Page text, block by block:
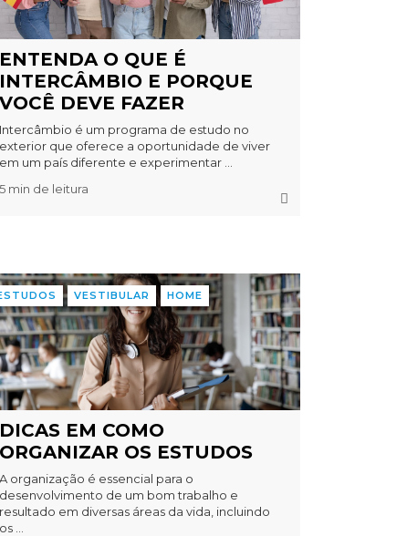
ENTENDA O QUE É
INTERCÂMBIO E PORQUE
VOCÊ DEVE FAZER
Intercâmbio é um programa de estudo no
exterior que oferece a oportunidade de viver
em um país diferente e experimentar ...
5 min de leitura
VESTIBULAR HOME
DICAS EM COMO
ORGANIZAR OS ESTUDOS
A organização é essencial para o
desenvolvimento de um bom trabalho e
resultado em diversas áreas da vida, incluindo
os ...